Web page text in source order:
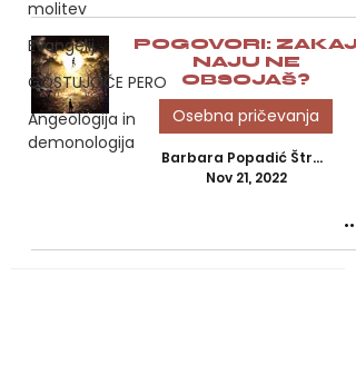
molitev
Evangelij
GOSTUJOČE PERO
Angeologija in
demonologija
POGOVORI: ZAKAJ
NAJU NE
OBSOJAŠ?
Osebna pričevanja
Barbara Popadić Štravs, M.Sc.
Nov 21, 2022